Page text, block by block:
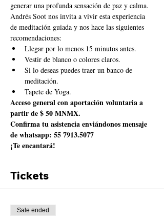
generar una profunda sensación de paz y calma.
Andrés Soot nos invita a vivir esta experiencia
de meditación guiada y nos hace las siguientes
recomendaciones:
Llegar por lo menos 15 minutos antes.
Vestir de blanco o colores claros.
Si lo deseas puedes traer un banco de
meditación.
Tapete de Yoga.
Acceso general con aportación voluntaria a
partir de $ 50 MNMX.
Confirma tu asistencia enviándonos mensaje
de whatsapp: 55 7913.5077
¡Te encantará!
Tickets
Sale ended